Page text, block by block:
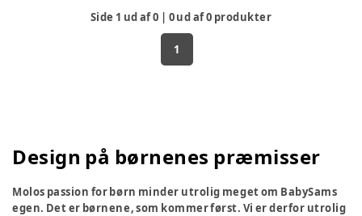
Side 1 ud af0 | 0ud af0 produkter
1
Design på børnenes præmisser
Molos passion for børn minder utrolig meget om BabySams
egen. Det er børnene, som kommer først. Vi er derfor utrolig